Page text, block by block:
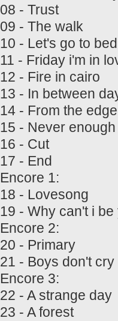
08 - Trust
09 - The walk
10 - Let's go to bed
11 - Friday i'm in
12 - Fire in cairo
13 - In between
14 - From the
15 - Never enough
16 - Cut
17 - End
Encore 1:
18 - Lovesong
19 - Why can't i be
Encore 2:
20 - Primary
21 - Boys don't cry
Encore 3:
22 - A strange day
23 - A forest